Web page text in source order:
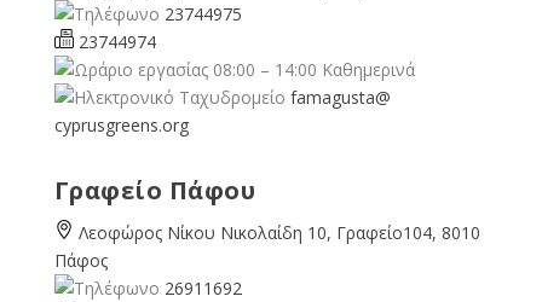
23744975
23744974
08:00 – 14:00 Καθημερινά
famagusta@
cyprusgreens.org
Γραφείο Πάφου
Λεοφώρος Νίκου Νικολαίδη 10, Γραφείο104, 8010
Πάφος
26911692